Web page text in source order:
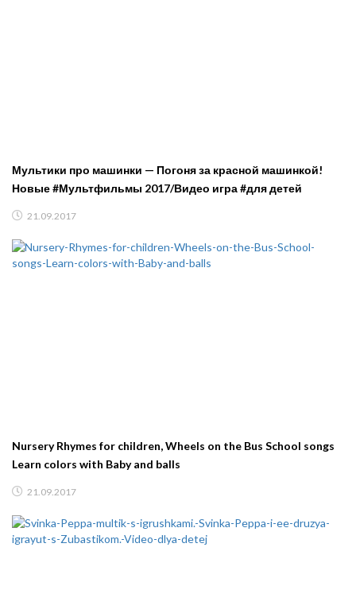
Мультики про машинки — Погоня за красной машинкой!
Новые #Мультфильмы 2017/Видео игра #для детей
21.09.2017
Nursery Rhymes for children, Wheels on the Bus School songs
Learn colors with Baby and balls
21.09.2017